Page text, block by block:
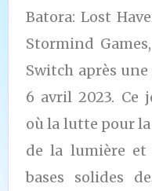
Batora: Lost
Stormind
Switch après
6 avril 2023. Ce
où la lutte pour
de la lumière et
bases solides